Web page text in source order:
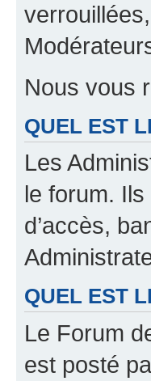
Nous vous
QUEL EST
Les
le forum.
d’accès,
QUEL EST
Le Forum
est posté